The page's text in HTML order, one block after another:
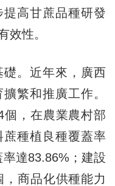
高甘蔗品種研發
效性。
。近年來，廣西
繁和推廣工作。
，在農業農村部
種植良種覆蓋率
達83.86%；建設
商品化供種能力